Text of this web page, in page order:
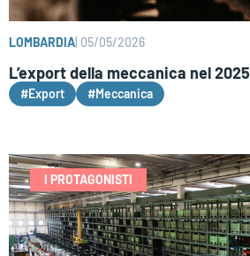
LOMBARDIA 05/05/2026
L’export della meccanica nel 2025
#Export #Meccanica
I PROTAGONISTI